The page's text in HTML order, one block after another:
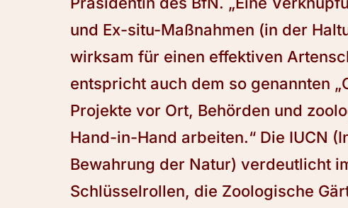
und Ex-situ-Maßnahmen (in der
wirksam für einen effektiven
entspricht auch dem so genannten
Projekte vor Ort, Behörden und
Hand-in-Hand arbeiten.“ Die IUCN
Bewahrung der Natur) verdeutlicht
Schlüsselrollen, die Zoologische